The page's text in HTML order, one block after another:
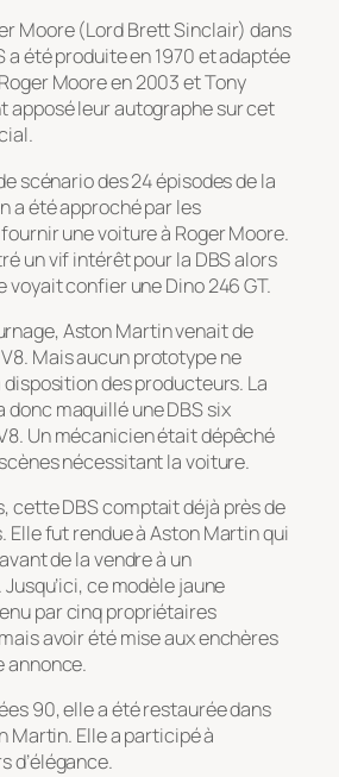
Moore (Lord Brett Sinclair) dans
a été produite en 1970 et adaptée
Moore en 2003 et Tony
apposé leur autographe sur cet
scénario des 24 épisodes de la
a été approché par les
une voiture à Roger Moore.
un vif intérêt pour la DBS alors
voyait confier une Dino 246 GT.
Aston Martin venait de
Mais aucun prototype ne
des producteurs. La
donc maquillé une DBS six
Un mécanicien était dépêché
nécessitant la voiture.
cette DBS comptait déjà près de
Elle fut rendue à Aston Martin qui
de la vendre à un
ce modèle jaune
par cinq propriétaires
avoir été mise aux enchères
annonce.
90, elle a été restaurée dans
Martin. Elle a participé à
d’élégance.